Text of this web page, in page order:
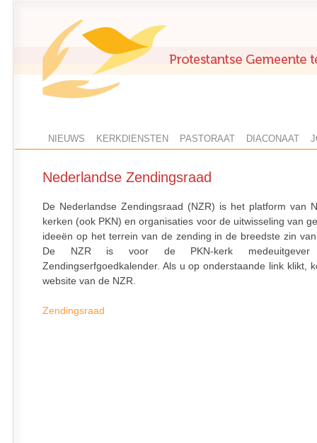
NIEUWS KERKDIENSTEN PASTORAAT DIACONAAT
Nederlandse Zendingsraad
De Nederlandse Zendingsraad (NZR) is het platform van
kerken (ook PKN) en organisaties voor de uitwisseling van
ideeën op het terrein van de zending in de breedste zin
De NZR is voor de PKN-kerk
Zendingserfgoedkalender. Als u op onderstaande link klikt,
website van de NZR.
Zendingsraad